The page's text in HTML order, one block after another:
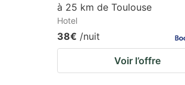
à 25 km de Toulouse
Hotel
38€ /nuit
Voir l’offre